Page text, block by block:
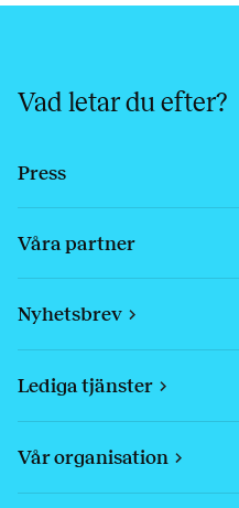
Vad letar du efter?
Press
Våra partner
Nyhetsbrev
Lediga tjänster
Vår organisation